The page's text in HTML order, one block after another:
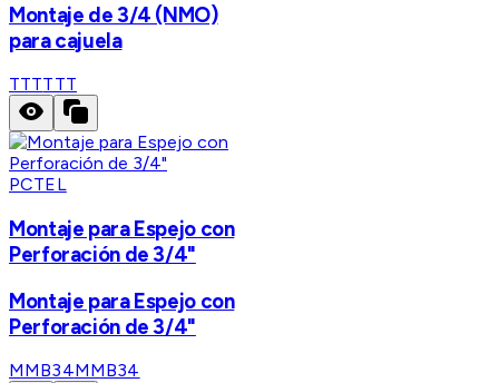
Montaje de 3/4 (NMO)
para cajuela
TTTTTT
PCTEL
Montaje para Espejo con
Perforación de 3/4"
Montaje para Espejo con
Perforación de 3/4"
MMB34MMB34